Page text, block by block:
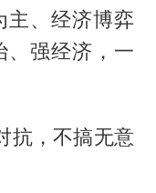
主、经济博弈
、强经济，一
抗，不搞无意